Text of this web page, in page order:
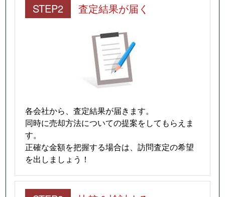
STEP2 査定結果が届く
各会社から、査定結果が届きます。
同時に売却方法についての提案をしてもらえま
す。
正確な金額を把握する場合は、訪問査定の希望
を出しましょう！